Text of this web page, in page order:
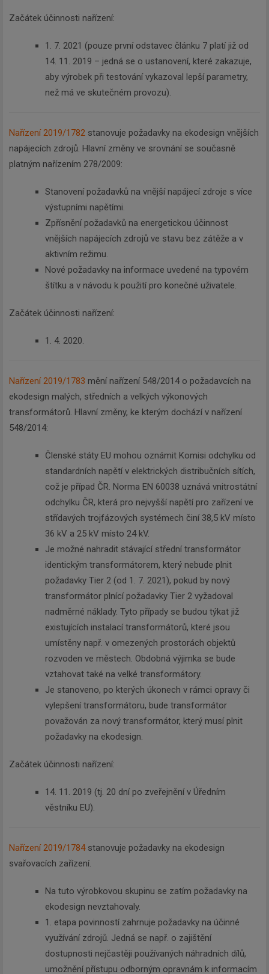
Začátek účinnosti nařízení:
1. 7. 2021 (pouze první odstavec článku 7 platí již od
14. 11. 2019 – jedná se o ustanovení, které zakazuje,
aby výrobek při testování vykazoval lepší parametry,
než má ve skutečném provozu).
Nařízení 2019/1782 stanovuje požadavky na ekodesign vnějších
napájecích zdrojů. Hlavní změny ve srovnání se současně
platným nařízením 278/2009:
Stanovení požadavků na vnější napájecí zdroje s více
výstupními napětími.
Zpřísnění požadavků na energetickou účinnost
vnějších napájecích zdrojů ve stavu bez zátěže a v
aktivním režimu.
Nové požadavky na informace uvedené na typovém
štítku a v návodu k použití pro konečné uživatele.
Začátek účinnosti nařízení:
1. 4. 2020.
Nařízení 2019/1783 mění nařízení 548/2014 o požadavcích na
ekodesign malých, středních a velkých výkonových
transformátorů. Hlavní změny, ke kterým dochází v nařízení
548/2014:
Členské státy EU mohou oznámit Komisi odchylku od
standardních napětí v elektrických distribučních sítích,
což je případ ČR. Norma EN 60038 uznává vnitrostátní
odchylku ČR, která pro nejvyšší napětí pro zařízení ve
střídavých trojfázových systémech činí 38,5 kV místo
36 kV a 25 kV místo 24 kV.
Je možné nahradit stávající střední transformátor
identickým transformátorem, který nebude plnit
požadavky Tier 2 (od 1. 7. 2021), pokud by nový
transformátor plnící požadavky Tier 2 vyžadoval
nadměrné náklady. Tyto případy se budou týkat již
existujících instalací transformátorů, které jsou
umístěny např. v omezených prostorách objektů
rozvoden ve městech. Obdobná výjimka se bude
vztahovat také na velké transformátory.
Je stanoveno, po kterých úkonech v rámci opravy či
vylepšení transformátoru, bude transformátor
považován za nový transformátor, který musí plnit
požadavky na ekodesign.
Začátek účinnosti nařízení:
14. 11. 2019 (tj. 20 dní po zveřejnění v Úředním
věstníku EU).
Nařízení 2019/1784stanovuje požadavky na ekodesign
svařovacích zařízení.
Na tuto výrobkovou skupinu se zatím požadavky na
ekodesign nevztahovaly.
1. etapa povinností zahrnuje požadavky na účinné
využívání zdrojů. Jedná se např. o zajištění
dostupnosti nejčastěji používaných náhradních dílů,
umožnění přístupu odborným opravnám k informacím